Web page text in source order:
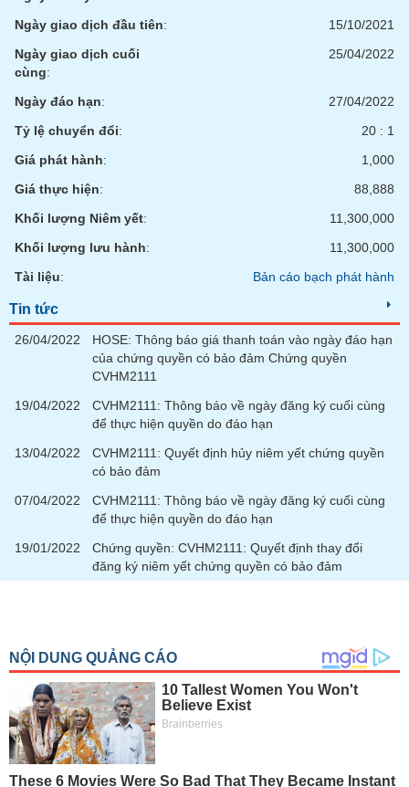
Ngày giao dịch đầu tiên:
15/10/2021
Ngày giao dịch cuối
cùng:
25/04/2022
Ngày đáo hạn:
27/04/2022
Tỷ lệ chuyển đổi:
20 : 1
Giá phát hành:
1,000
Giá thực hiện:
88,888
Khối lượng Niêm yết:
11,300,000
Khối lượng lưu hành:
11,300,000
Tài liệu: Bản cáo bạch phát hành
Tin tức
26/04/2022
HOSE: Thông báo giá thanh toán vào ngày đáo hạn
của chứng quyền có bảo đảm Chứng quyền
CVHM2111
19/04/2022
CVHM2111: Thông báo về ngày đăng ký cuối cùng
để thực hiện quyền do đáo hạn
13/04/2022
CVHM2111: Quyết định hủy niêm yết chứng quyền
có bảo đảm
07/04/2022
CVHM2111: Thông báo về ngày đăng ký cuối cùng
để thực hiện quyền do đáo hạn
19/01/2022
Chứng quyền: CVHM2111: Quyết định thay đổi
đăng ký niêm yết chứng quyền có bảo đảm